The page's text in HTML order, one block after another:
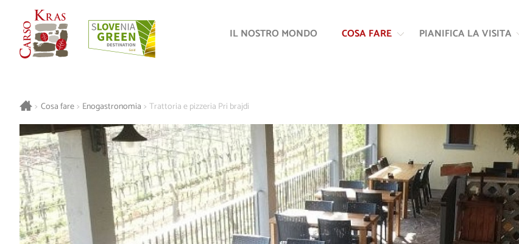
alla
IL NOSTRO MONDO COSA FARE PIANIFICA LA VISITA
> Cosa fare > Enogastronomia > Trattoria e pizzeria Pri brajdi